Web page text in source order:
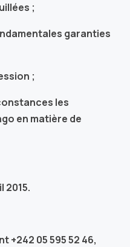
;
garanties
;
les
en matière de
2015.
+242 05 595 52 46,